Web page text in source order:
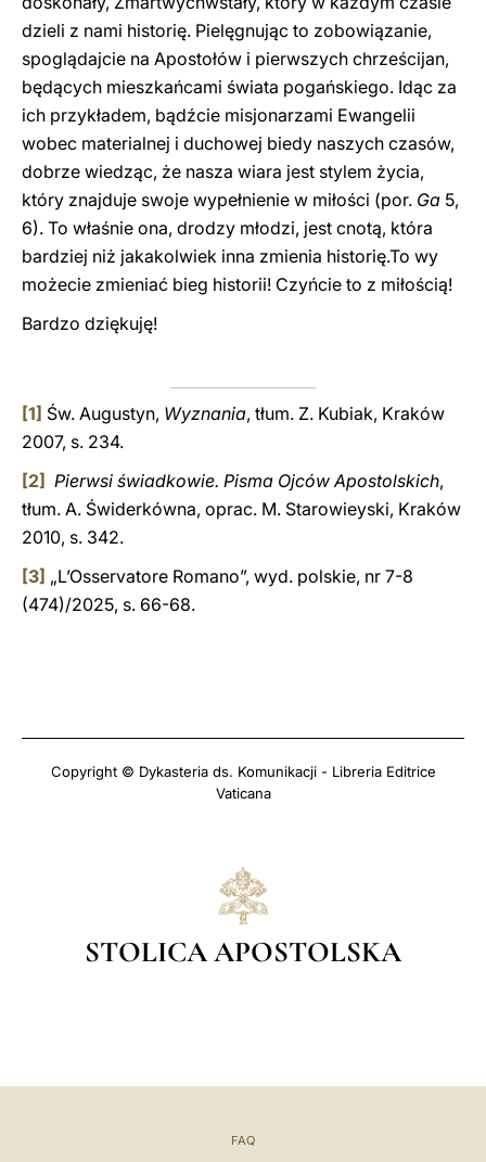
dzieli z nami historię. Pielęgnując to zobowiązanie,
spoglądajcie na Apostołów i pierwszych chrześcijan,
będących mieszkańcami świata pogańskiego. Idąc za
ich przykładem, bądźcie misjonarzami Ewangelii
wobec materialnej i duchowej biedy naszych czasów,
dobrze wiedząc, że nasza wiara jest stylem życia,
który znajduje swoje wypełnienie w miłości (por. Ga 5,
6). To właśnie ona, drodzy młodzi, jest cnotą, która
bardziej niż jakakolwiek inna zmienia historię.To wy
możecie zmieniać bieg historii! Czyńcie to z miłością!
Bardzo dziękuję!
[1] Św. Augustyn, Wyznania, tłum. Z. Kubiak, Kraków
2007, s. 234.
[2] Pierwsi świadkowie. Pisma Ojców Apostolskich,
tłum. A. Świderkówna, oprac. M. Starowieyski, Kraków
2010, s. 342.
[3] „L’Osservatore Romano”, wyd. polskie, nr 7-8
(474)/2025, s. 66-68.
Copyright © Dykasteria ds. Komunikacji - Libreria Editrice
Vaticana
STOLICA APOSTOLSKA
FAQ